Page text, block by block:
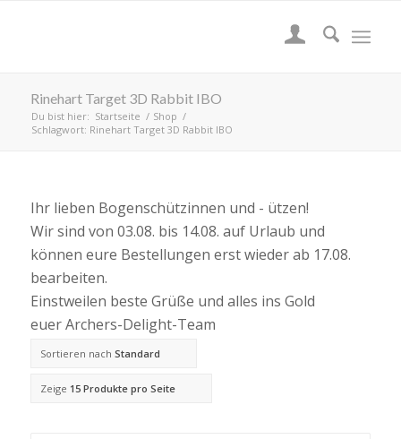
Rinehart Target 3D Rabbit IBO
Du bist hier: Startseite / Shop /
Schlagwort: Rinehart Target 3D Rabbit IBO
Ihr lieben Bogenschützinnen und - ützen!
Wir sind von 03.08. bis 14.08. auf Urlaub und
können eure Bestellungen erst wieder ab 17.08.
bearbeiten.
Einstweilen beste Grüße und alles ins Gold
euer Archers-Delight-Team
Sortieren nach Standard
Zeige 15 Produkte pro Seite